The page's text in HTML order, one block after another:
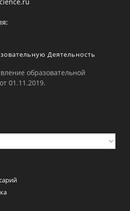
Деятельность
образовательной
01.11.2019.